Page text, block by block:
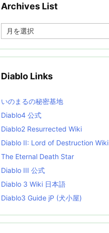
Archives List
e
i
s
t
Diablo Links
いのまるの秘密基地
Diablo4 公式
Diablo2 Resurrected Wiki
Diablo II: Lord of Destruction Wiki
The Eternal Death Star
Diablo III 公式
Diablo 3 Wiki 日本語
Diablo3 Guide jP (犬小屋)